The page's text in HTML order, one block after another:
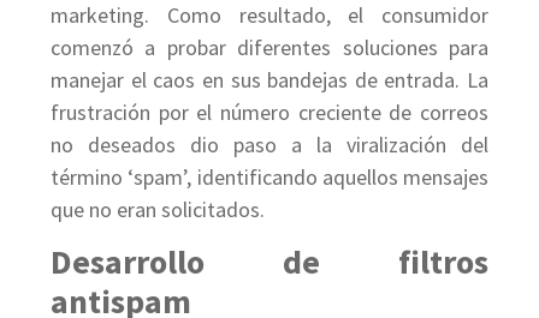
marketing. Como resultado, el consumidor
comenzó a probar diferentes soluciones para
manejar el caos en sus bandejas de entrada. La
frustración por el número creciente de correos
no deseados dio paso a la viralización del
término ‘spam’, identificando aquellos mensajes
que no eran solicitados.
Desarrollo de filtros
antispam